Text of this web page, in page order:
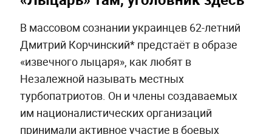
В массовом сознании украинцев 62-летний
Дмитрий Корчинский* предстаёт в образе
«извечного лыцаря», как любят в
Незалежной называть местных
турбопатриотов. Он и члены создаваемых
им националистических организаций
принимали активное участие в боевых